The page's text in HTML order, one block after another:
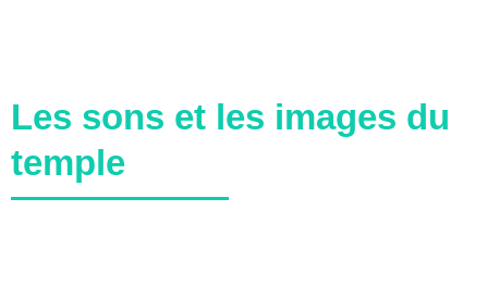
Les sons et les images du
temple